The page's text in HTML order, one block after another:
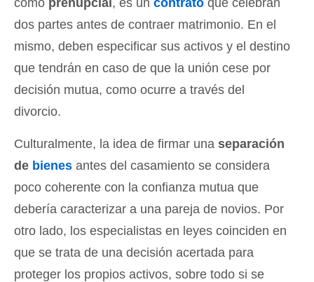
dos partes antes de contraer matrimonio. En el
mismo, deben especificar sus activos y el destino
que tendrán en caso de que la unión cese por
decisión mutua, como ocurre a través del
divorcio.
Culturalmente, la idea de firmar una separación
de bienes antes del casamiento se considera
poco coherente con la confianza mutua que
debería caracterizar a una pareja de novios. Por
otro lado, los especialistas en leyes coinciden en
que se trata de una decisión acertada para
proteger los propios activos, sobre todo si se